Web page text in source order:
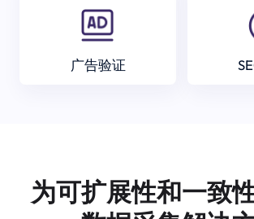
广告验证
为可扩展性和一致